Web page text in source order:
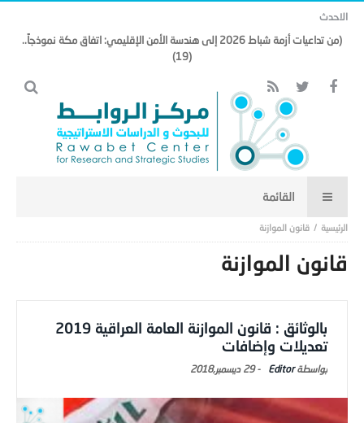
الاحدث
(من تداعيات أزمة شباط 2026 إلى هندسة الأمن الإقليمي: اتفاق مكة نموذجاً..
(19)
قانون الموازنة
قانون الموازنة
بالوثائق : قانون الموازنة العامة العراقية 2019
تعديلات وإضافات
Editor
-29 ديسمبر,2018